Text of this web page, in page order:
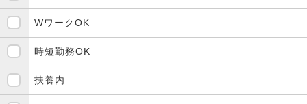
WワークOK
時短勤務OK
扶養内